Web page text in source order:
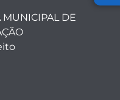
MUNICIPAL DE